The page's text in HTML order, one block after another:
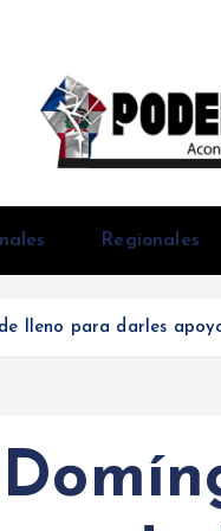
Regionales
lleno para darles